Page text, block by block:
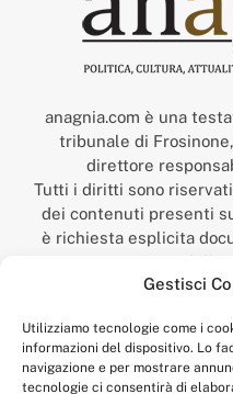
Gestisci
Utilizziamo tecnologie come i
informazioni del dispositivo. Lo
navigazione e per mostrare
tecnologie ci consentirà di
anagnia.com è una
tribunale di
direttore
Tutti i diritti sono
dei contenuti presenti
è richiesta esplicita
della
“Anagnia” è un marchio
num. registrazione:
Per contatti: